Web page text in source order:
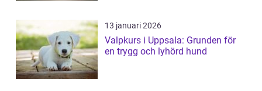
13 januari 2026
Valpkurs i Uppsala: Grunden för
en trygg och lyhörd hund